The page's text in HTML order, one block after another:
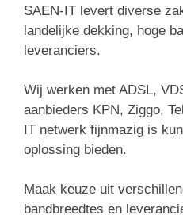
SAEN-IT levert diverse
landelijke dekking, hoge
leveranciers.
Wij werken met ADSL,
aanbieders KPN, Ziggo,
IT netwerk fijnmazig is
oplossing bieden.
Maak keuze uit
bandbreedtes en